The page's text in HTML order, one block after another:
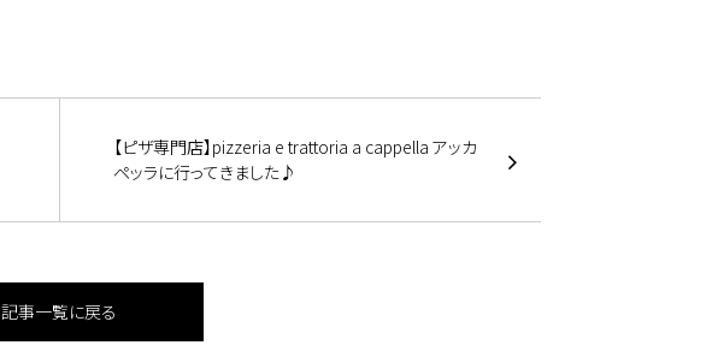
【ピザ専門店】pizzeria e trattoria a cappella アッカ
ペッラに行ってきました♪
記事一覧に戻る